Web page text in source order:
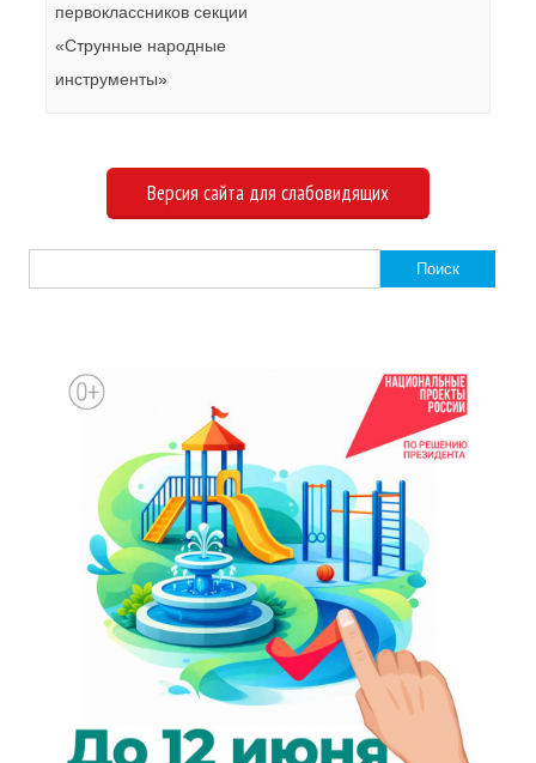
первоклассников секции
«Струнные народные
инструменты»
Версия сайта для слабовидящих